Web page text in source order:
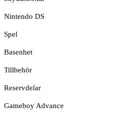
Nintendo DS
Spel
Basenhet
Tillbehör
Reservdelar
Gameboy Advance